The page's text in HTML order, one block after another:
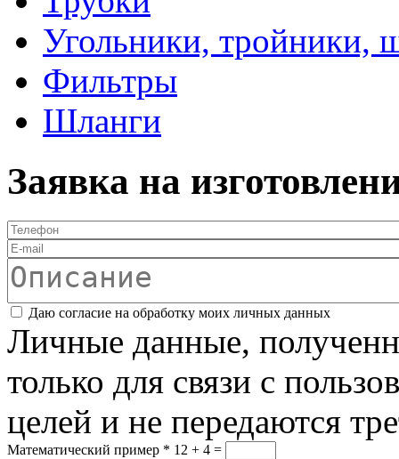
Угольники, тройники,
Фильтры
Шланги
Заявка на
Телефон
E-mail
Описание
Соглашение*
Даю согласие на обработку моих личных данных
Личные данные,
только для связи с
целей и не передаются
Математический пример * 12 + 4 =